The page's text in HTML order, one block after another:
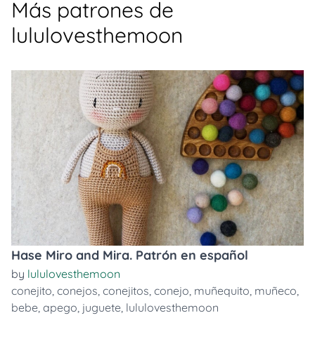
Más patrones de
lululovesthemoon
Hase Miro and Mira. Patrón en español
by lululovesthemoon
conejito, conejos, conejitos, conejo, muñequito, muñeco,
bebe, apego, juguete, lululovesthemoon